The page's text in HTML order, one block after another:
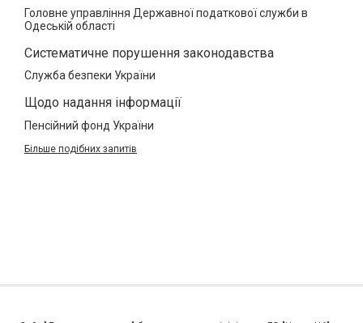
Головне управління Державної податкової служби в
Одеській області
Систематичне порушення законодавства
Служба безпеки України
Щодо надання інформації
Пенсійний фонд України
Більше подібних запитів